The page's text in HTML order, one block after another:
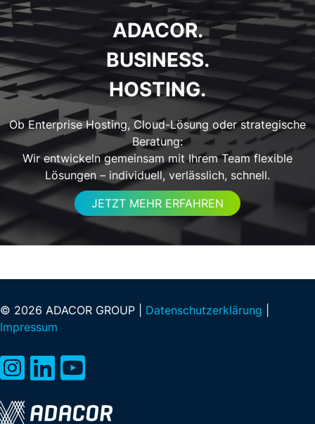
ADACOR.
BUSINESS.
HOSTING.
Ob Enterprise Hosting, Cloud-Lösung oder strategische
Beratung:
Wir entwickeln gemeinsam mit Ihrem Team flexible
Lösungen – individuell, verlässlich, schnell.
JETZT MEHR ERFAHREN
© 2026 ADACOR GROUP | Datenschutzerklärung
Impressum